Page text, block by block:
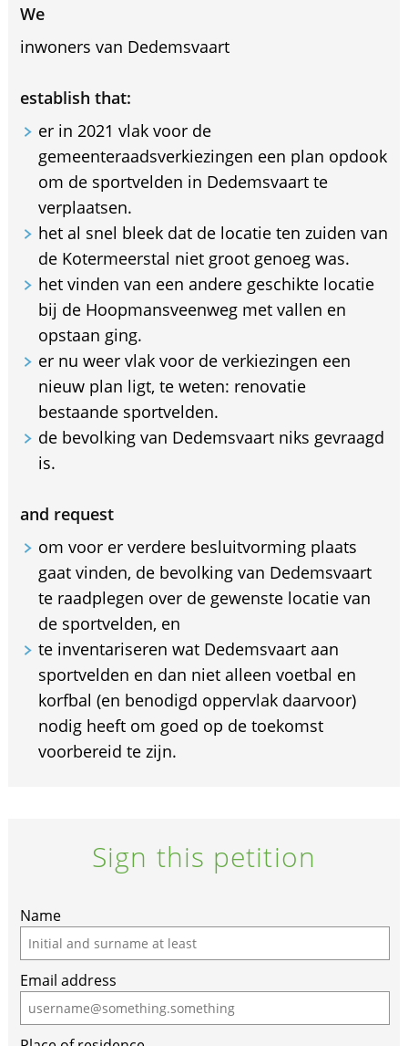
We
inwoners van Dedemsvaart
establish that:
er in 2021 vlak voor de
gemeenteraadsverkiezingen een plan opdook
om de sportvelden in Dedemsvaart te
verplaatsen.
het al snel bleek dat de locatie ten zuiden van
de Kotermeerstal niet groot genoeg was.
het vinden van een andere geschikte locatie
bij de Hoopmansveenweg met vallen en
opstaan ging.
er nu weer vlak voor de verkiezingen een
nieuw plan ligt, te weten: renovatie
bestaande sportvelden.
de bevolking van Dedemsvaart niks gevraagd
is.
and request
om voor er verdere besluitvorming plaats
gaat vinden, de bevolking van Dedemsvaart
te raadplegen over de gewenste locatie van
de sportvelden, en
te inventariseren wat Dedemsvaart aan
sportvelden en dan niet alleen voetbal en
korfbal (en benodigd oppervlak daarvoor)
nodig heeft om goed op de toekomst
voorbereid te zijn.
Sign this petition
Name
Email address